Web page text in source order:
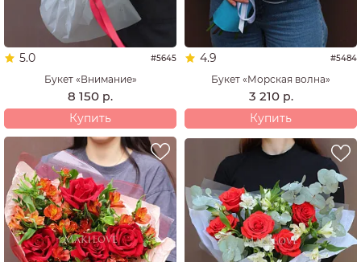
5.0 #5645
Букет «Внимание»
8 150 р.
Купить
4.9 #5484
Букет «Морская волна»
3 210 р.
Купить